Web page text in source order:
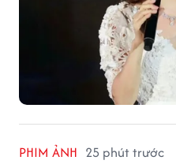
PHIM ẢNH 25 phút trước